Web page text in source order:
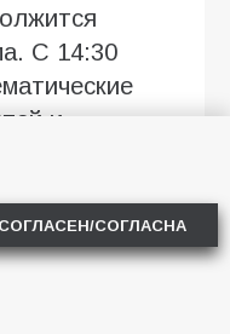
С 14:30
и
концерт,
СОГЛАСНА